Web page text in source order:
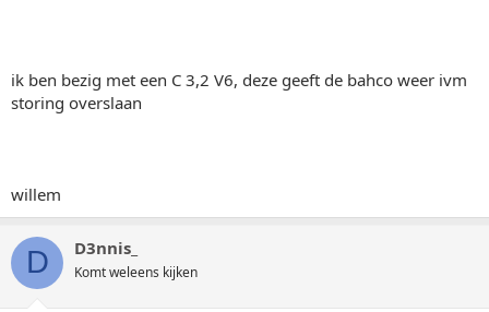
ik ben bezig met een C 3,2 V6, deze geeft de bahco weer ivm
storing overslaan
willem
D D3nnis_
Komt weleens kijken